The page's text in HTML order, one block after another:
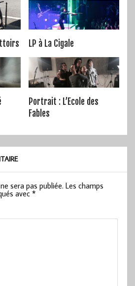
LP à La Cigale
Portrait : L’Ecole des
Fables
sera pas publiée. Les champs
avec*